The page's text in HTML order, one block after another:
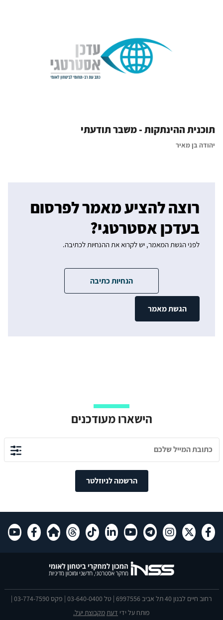
תוכנית ההינתקות - משבר תודעתי
יהודה בן מאיר
רוצה להציע מאמר לפרסום
בעדכן אסטרטגי?
לפני הגשת המאמר, יש לקרוא את ההנחיות לכתיבה.
הנחיות כתיבה
הגשת מאמר
הישארו מעודכנים
הרשמה לניוזלטר
רחוב חיים לבנון 40 תל אביב 6997556 | טל 03-640-0400 | פקס 03-774-7590 |
פותח על ידי דעתמקבוצת יעל.